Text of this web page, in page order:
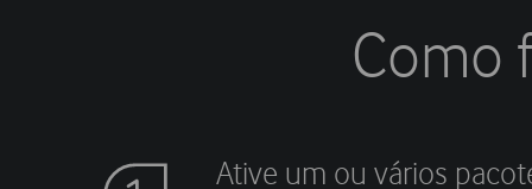
Como
Ative um ou vários